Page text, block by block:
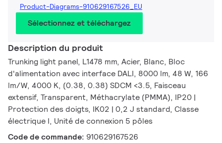
Product-Diagrams-910629167526_EU
Sélectionnez et téléchargez
Description du produit
Trunking light panel, L1478 mm, Acier, Blanc, Bloc
d'alimentation avec interface DALI, 8000 lm, 48 W, 166
lm/W, 4000 K, (0.38, 0.38) SDCM <3.5, Faisceau
extensif, Transparent, Méthacrylate (PMMA), IP20 |
Protection des doigts, IK02 | 0,2 J standard, Classe
électrique I, Unité de connexion 5 pôles
Code de commande: 910629167526